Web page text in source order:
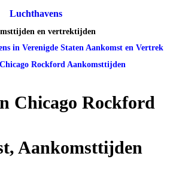
Luchthavens
en vertrektijden
in Verenigde Staten Aankomst en Vertrek
Rockford Aankomsttijden
Chicago Rockford
Aankomsttijden